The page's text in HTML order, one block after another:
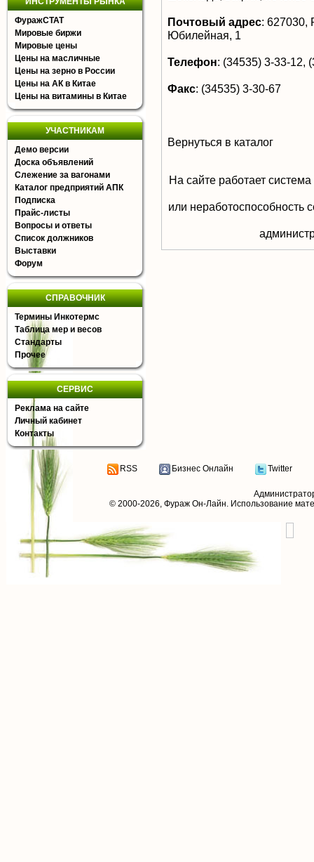
ФуражСТАТ
Мировые биржи
Мировые цены
Цены на масличные
Цены на зерно в России
Цены на АК в Китае
Цены на витамины в Китае
УЧАСТНИКАМ
Демо версии
Доска объявлений
Слежение за вагонами
Каталог предприятий АПК
Подписка
Прайс-листы
Вопросы и ответы
Список должников
Выставки
Форум
СПРАВОЧНИК
Термины Инкотермс
Таблица мер и весов
Стандарты
Прочее
СЕРВИС
Реклама на сайте
Личный кабинет
Контакты
Почтовый адрес: 627030,
Юбилейная, 1
Телефон: (34535) 3-33-12,
Факс: (34535) 3-30-67
Вернуться в каталог
На сайте работает
или неработоспособность
RSS Бизнес Онлайн Twitter
© 2000-2026, Фураж Он-Лайн. Использование